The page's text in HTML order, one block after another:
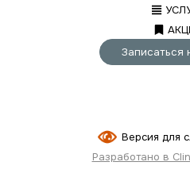
Записаться
Версия для
Разработано в